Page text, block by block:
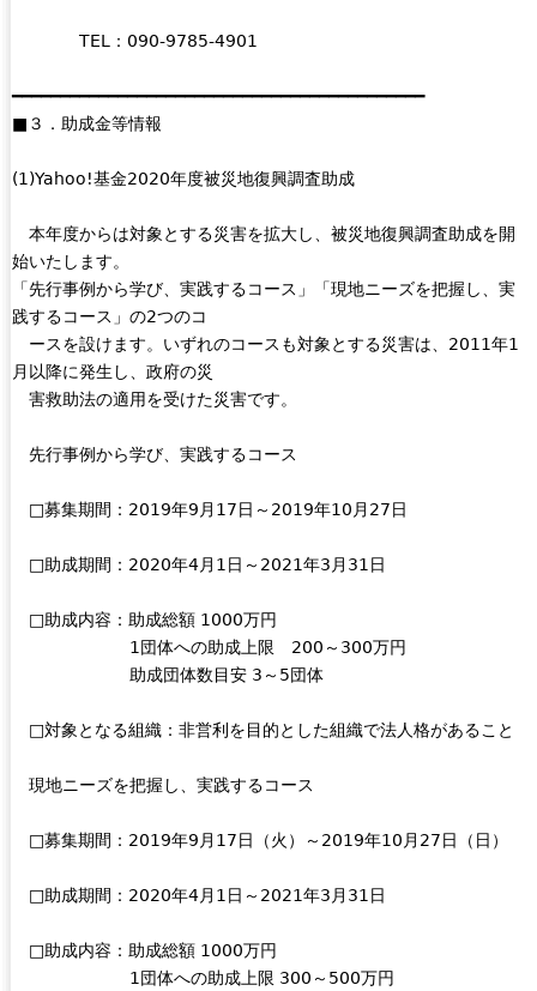
TEL：090-9785-4901
━━━━━━━━━━━━━━━━━━━━━━━━━━━━━━━━━━━━━━━━━━━
■３．助成金等情報
(1)Yahoo!基金2020年度被災地復興調査助成
本年度からは対象とする災害を拡大し、被災地復興調査助成を開
始いたします。
「先行事例から学び、実践するコース」「現地ニーズを把握し、実
践するコース」の2つのコ
ースを設けます。いずれのコースも対象とする災害は、2011年1
月以降に発生し、政府の災
害救助法の適用を受けた災害です。
先行事例から学び、実践するコース
□募集期間：2019年9月17日～2019年10月27日
□助成期間：2020年4月1日～2021年3月31日
□助成内容：助成総額 1000万円
1団体への助成上限 200～300万円
助成団体数目安 3～5団体
□対象となる組織：非営利を目的とした組織で法人格があること
現地ニーズを把握し、実践するコース
□募集期間：2019年9月17日（火）～2019年10月27日（日）
□助成期間：2020年4月1日～2021年3月31日
□助成内容：助成総額 1000万円
1団体への助成上限 300～500万円